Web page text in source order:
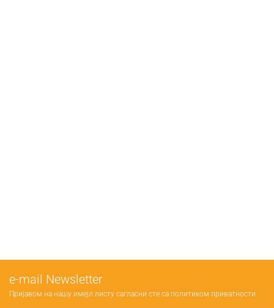
е-mail Newsletter
Пријавом на нашу имејл листу сагласни сте са политиком приватности